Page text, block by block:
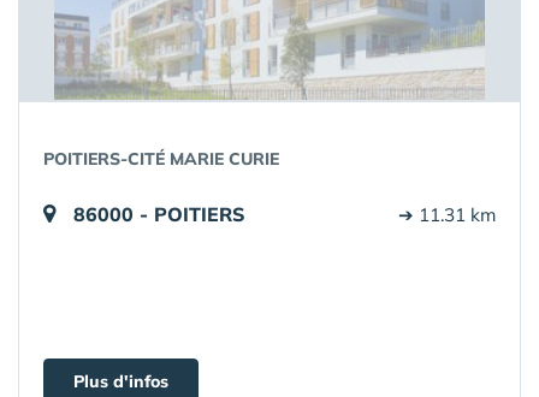
POITIERS-CITÉ MARIE CURIE
86000 - POITIERS ➔ 11.31 km
Plus d'infos